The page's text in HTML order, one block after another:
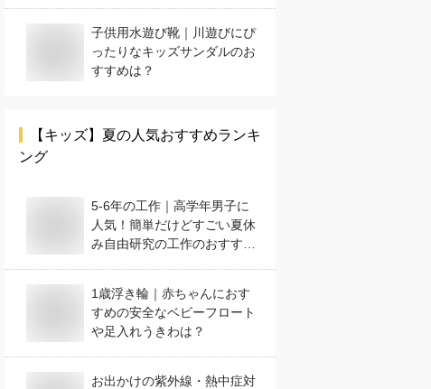
子供用水遊び靴｜川遊びにぴ
ったりなキッズサンダルのお
すすめは？
【キッズ】 夏の人気おすすめランキ
ング
5-6年の工作｜高学年男子に
人気！簡単だけどすごい夏休
み自由研究の工作のおすすめ
1歳浮き輪｜赤ちゃんにおす
すめの安全なベビーフロート
や足入れうきわは？
お出かけの紫外線・熱中症対